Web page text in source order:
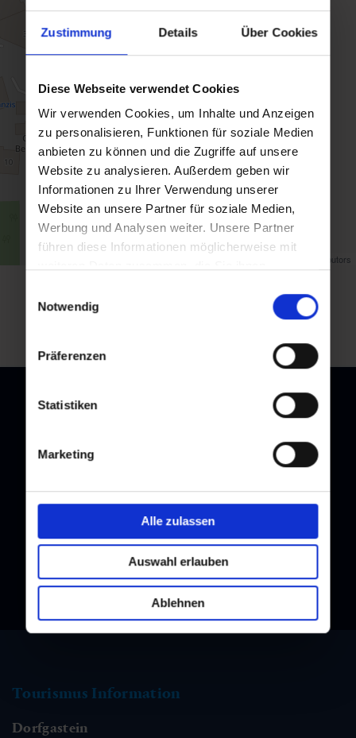
Zustimmung Details Über Cookies
Diese Webseite verwendet Cookies
Wir verwenden Cookies, um Inhalte und Anzeigen
zu personalisieren, Funktionen für soziale Medien
anbieten zu können und die Zugriffe auf unsere
Website zu analysieren. Außerdem geben wir
Informationen zu Ihrer Verwendung unserer
Website an unsere Partner für soziale Medien,
Werbung und Analysen weiter. Unsere Partner
führen diese Informationen möglicherweise mit
Nutzung der Dienste gesammelt haben.
Notwendig
Präferenzen
Statistiken
Marketing
Alle zulassen
Auswahl erlauben
Ablehnen
contributors
Zurück zur Übersicht
immer am Laufenden!
Tourismus Information
Dorfgastein